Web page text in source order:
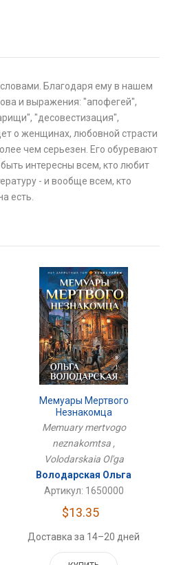
Благодаря ему в нашем
и выражения: "апофегей",
"десовестизация",
о женщинах, любовной страсти
чем серьезен. Его обуревают
интересны всем, кто любит
- и вообще всем, кто
есть.
Мемуары Мертвого
Незнакомца
Memuary mertvogo
neznakomtsa ,
Volodarskaia Ol'ga
Володарская Ольга
Артикул: 1650000
$13.35
Доставка за 14–20 дней